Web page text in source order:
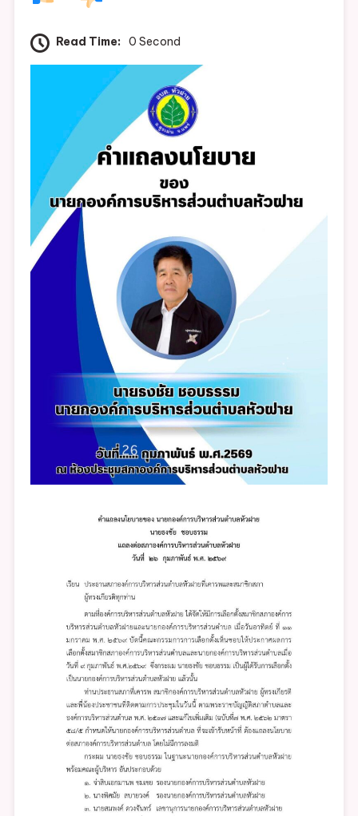
องค์การ
ตำบล
หัว
ฝาย
ต่อ
องค์การ
ส่วน
ตำบล
หัว
ฝาย
ใน
การ
ประชุม
สภา
สมัย
สามัญ
สมัย
แรก
วัน
๒๖
ก.พ.
๒๕๖๙
Read Time: 0 Second